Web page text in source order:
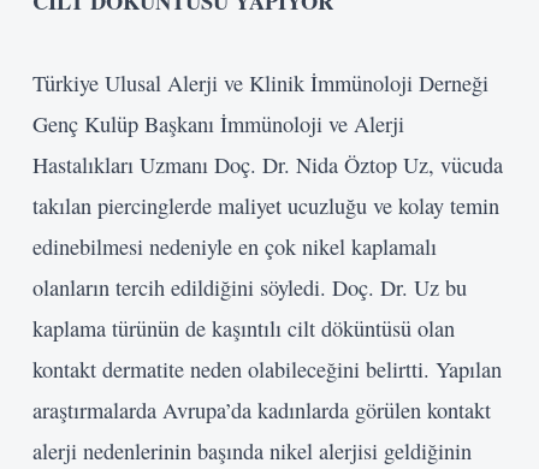
Türkiye Ulusal Alerji ve Klinik İmmünoloji Derneği
Genç Kulüp Başkanı İmmünoloji ve Alerji
Hastalıkları Uzmanı Doç. Dr. Nida Öztop Uz, vücuda
takılan piercinglerde maliyet ucuzluğu ve kolay temin
edinebilmesi nedeniyle en çok nikel kaplamalı
olanların tercih edildiğini söyledi. Doç. Dr. Uz bu
kaplama türünün de kaşıntılı cilt döküntüsü olan
kontakt dermatite neden olabileceğini belirtti. Yapılan
araştırmalarda Avrupa’da kadınlarda görülen kontakt
alerji nedenlerinin başında nikel alerjisi geldiğinin